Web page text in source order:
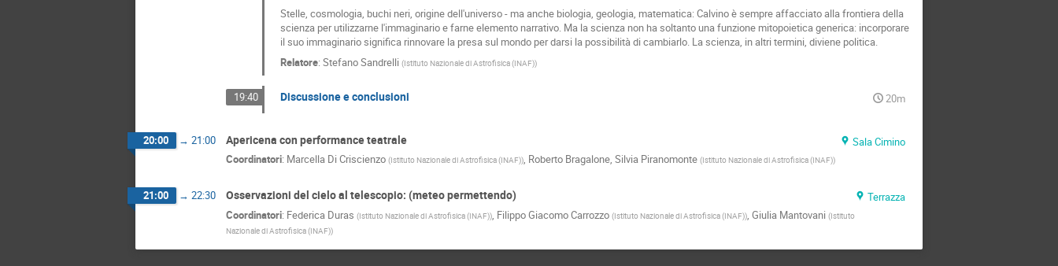
Stelle, cosmologia, buchi neri, origine dell'universo - ma anche biologia, geologia, matematica: Calvino è sempre affacciato alla frontiera della
scienza per utilizzarne l'immaginario e farne elemento narrativo. Ma la scienza non ha soltanto una funzione mitopoietica generica: incorporare
il suo immaginario significa rinnovare la presa sul mondo per darsi la possibilità di cambiarlo. La scienza, in altri termini, diviene politica.
Relatore: Stefano Sandrelli (Istituto Nazionale di Astrofisica (INAF))
19:40 Discussione e conclusioni 20m
20:00 → 21:00 Apericena con performance teatrale
Sala Cimino
Coordinatori: Marcella Di Criscienzo (Istituto Nazionale di Astrofisica (INAF)), Roberto Bragalone, Silvia Piranomonte (Istituto Nazionale di Astrofisica (INAF))
21:00 → 22:30 Osservazioni del cielo al telescopio: (meteo permettendo)
Terrazza
Coordinatori: Federica Duras (Istituto Nazionale di Astrofisica (INAF)), Filippo Giacomo Carrozzo (Istituto Nazionale di Astrofisica (INAF)), Giulia Mantovani (Istituto
Nazionale di Astrofisica (INAF))